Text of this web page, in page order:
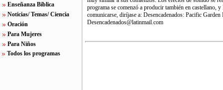
Enseñanza Bíblica
Noticias/ Temas/ Ciencia
Oración
Para Mujeres
Para Niños
Todos los programas
programa se comenzó a producir también en castellano,
comunicarse, diríjase a: Desencadenados: Pacific
Desencadenados@latinmail.com